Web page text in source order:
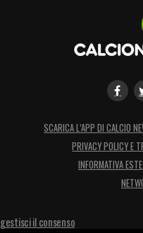
SCARICA L’APP DI CALCIO
PRIVACY POLICY E
INFORMATIVA
gestisci il consenso